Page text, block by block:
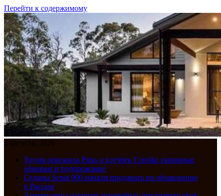
Перейти к содержимому
6 августа, 2026
Toyota освежила Prius и хэтчбек Corolla: скромные
обновки и подорожание
Седаны Senat 900 начали продавать по объявлению
в России